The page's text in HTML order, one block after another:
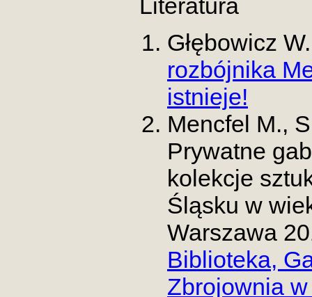
Literatura
Głębowicz
rozbójnika
istnieje!
Mencfel M.,
Prywatne
kolekcje
Śląsku w
Warszawa
Biblioteka,
Zbrojownia